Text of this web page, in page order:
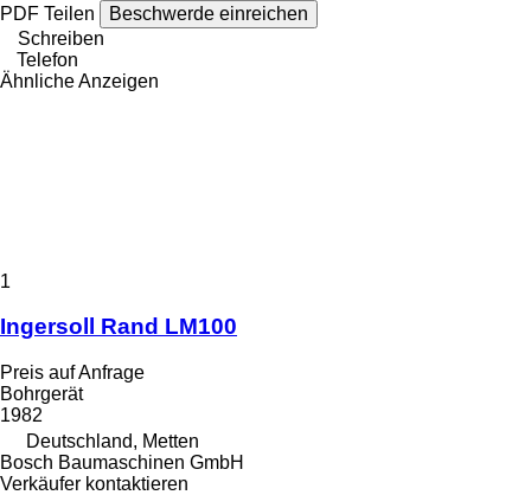
PDF Teilen
Beschwerde einreichen
Schreiben
Telefon
Ähnliche Anzeigen
1
Ingersoll Rand LM100
Preis auf Anfrage
Bohrgerät
1982
Deutschland, Metten
Bosch Baumaschinen GmbH
Verkäufer kontaktieren